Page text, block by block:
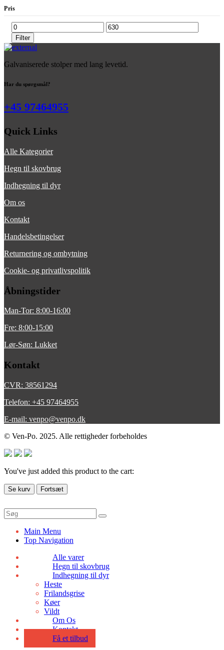
Pris
Mindste
pris
Højeste
pris
Filter
Galvaniserede stolper med lang levetid.
Har du spørgsmål?
+45 97464955
Quick Links
Alle Kategorier
Hegn til skovbrug
Indhegning til dyr
Om os
Kontakt
Handelsbetingelser
Returnering og ombytning
Cookie- og privatlivspolitik
Åbningstider
Man-Tor: 8:00-16:00
Fre: 8:00-15:00
Lør-Søn: Lukket
Kontakt
CVR: 38561294
Telefon: +45 97464955
E-mail: venpo@venpo.dk
© Ven-Po. 2025. Alle rettigheder forbeholdes
You've just added this product to the cart:
Se kurv Fortsæt
Main Menu
Top Navigation
Alle varer
Hegn til skovbrug
Indhegning til dyr
Heste
Frilandsgrise
Køer
Vildt
Om Os
Kontakt
Få et tilbud